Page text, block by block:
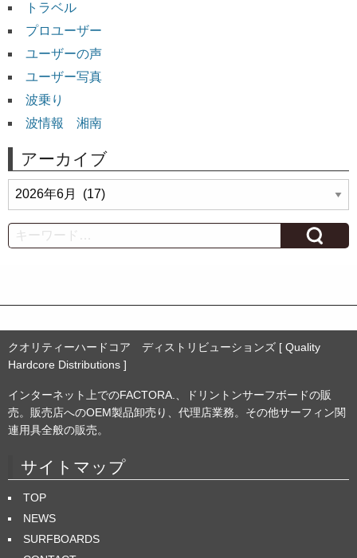
トラベル
プロユーザー
ユーザーの声
ユーザー写真
波乗り
波情報 湘南
アーカイブ
ア
ー
カ
イ
Search
クオリティーハードコア ディストリビューションズ [ Quality
Hardcore Distributions ]
インターネット上でのFACTORA.、ドリントンサーフボードの販
売。販売店へのOEM製品卸売り、代理店業務。その他サーフィン関
連用具全般の販売。
サイトマップ
TOP
NEWS
SURFBOARDS